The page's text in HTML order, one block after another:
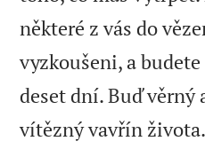
některé z vás do
vyzkoušeni, a
deset dní. Buď věrný
vítězný vavřín života.